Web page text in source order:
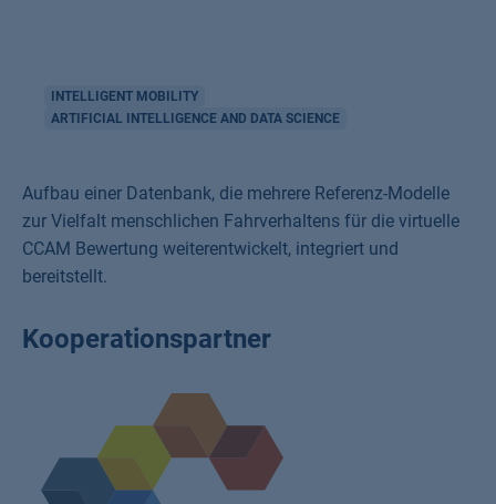
INTELLIGENT MOBILITY
ARTIFICIAL INTELLIGENCE AND DATA SCIENCE
Aufbau einer Datenbank, die mehrere Referenz-Modelle
zur Vielfalt menschlichen Fahrverhaltens für die virtuelle
CCAM Bewertung weiterentwickelt, integriert und
bereitstellt.
Kooperationspartner